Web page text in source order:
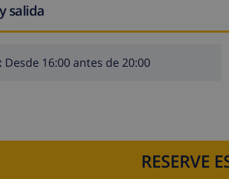
salida
Desde 16:00 antes de 20:00
RESERVE